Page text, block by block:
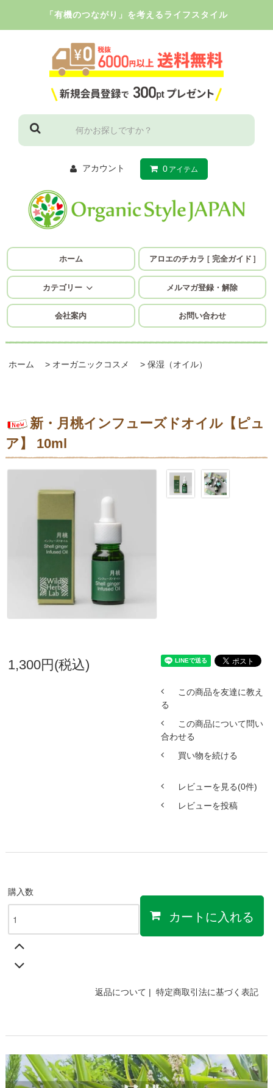
「有機のつながり」を考えるライフスタイル
アカウント 0 アイテム
ホーム アロエのチカラ［完全ガイド］
カテゴリー メルマガ登録・解除
会社案内 お問い合わせ
ホーム > オーガニックコスメ > 保湿（オイル）
新・月桃インフューズドオイル【ピュ
ア】 10ml
1,300円(税込)
この商品を友達に教え
る
この商品について問い
合わせる
買い物を続ける
レビューを見る(0件)
レビューを投稿
購入数
カートに入れる
返品について |特定商取引法に基づく表記